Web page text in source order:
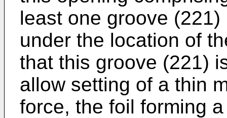
least one groove
under the location of
that this groove (221)
allow setting of a thin
force, the foil forming